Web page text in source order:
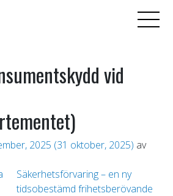
vid
2025 (31 oktober, 2025) av
Säkerhetsförvaring – en ny
tidsobestämd frihetsberövande